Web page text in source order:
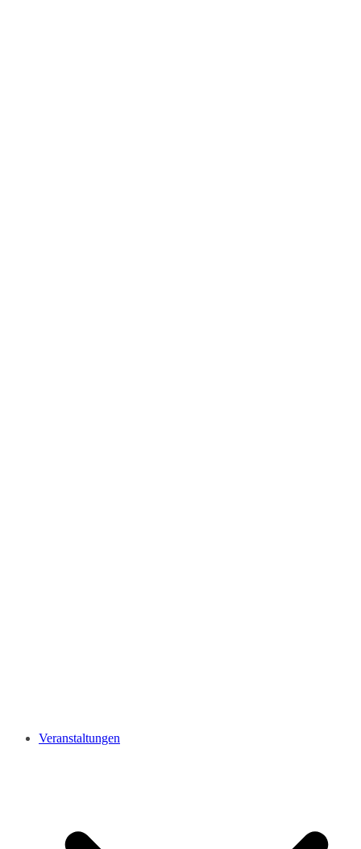
Veranstaltungen